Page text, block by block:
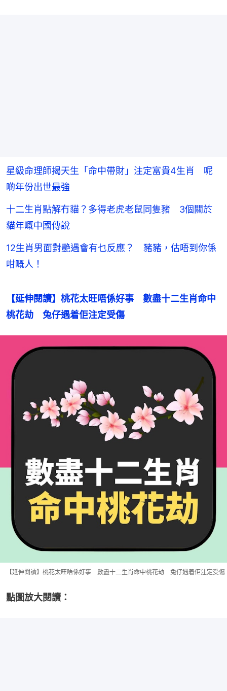
星級命理師揭天生「命中帶財」注定富貴4生肖 呢
啲年份出世最強
十二生肖點解冇貓？多得老虎老鼠同隻豬 3個關於
貓年嘅中國傳說
12生肖男面對艷遇會有乜反應？ 豬豬，估唔到你係
咁嘅人！
【延伸閱讀】桃花太旺唔係好事　數盡十二生肖命中
桃花劫　兔仔遇着佢注定受傷
【延伸閱讀】桃花太旺唔係好事 數盡十二生肖命中桃花劫 兔仔遇着佢注定受傷
點圖放大閱讀：